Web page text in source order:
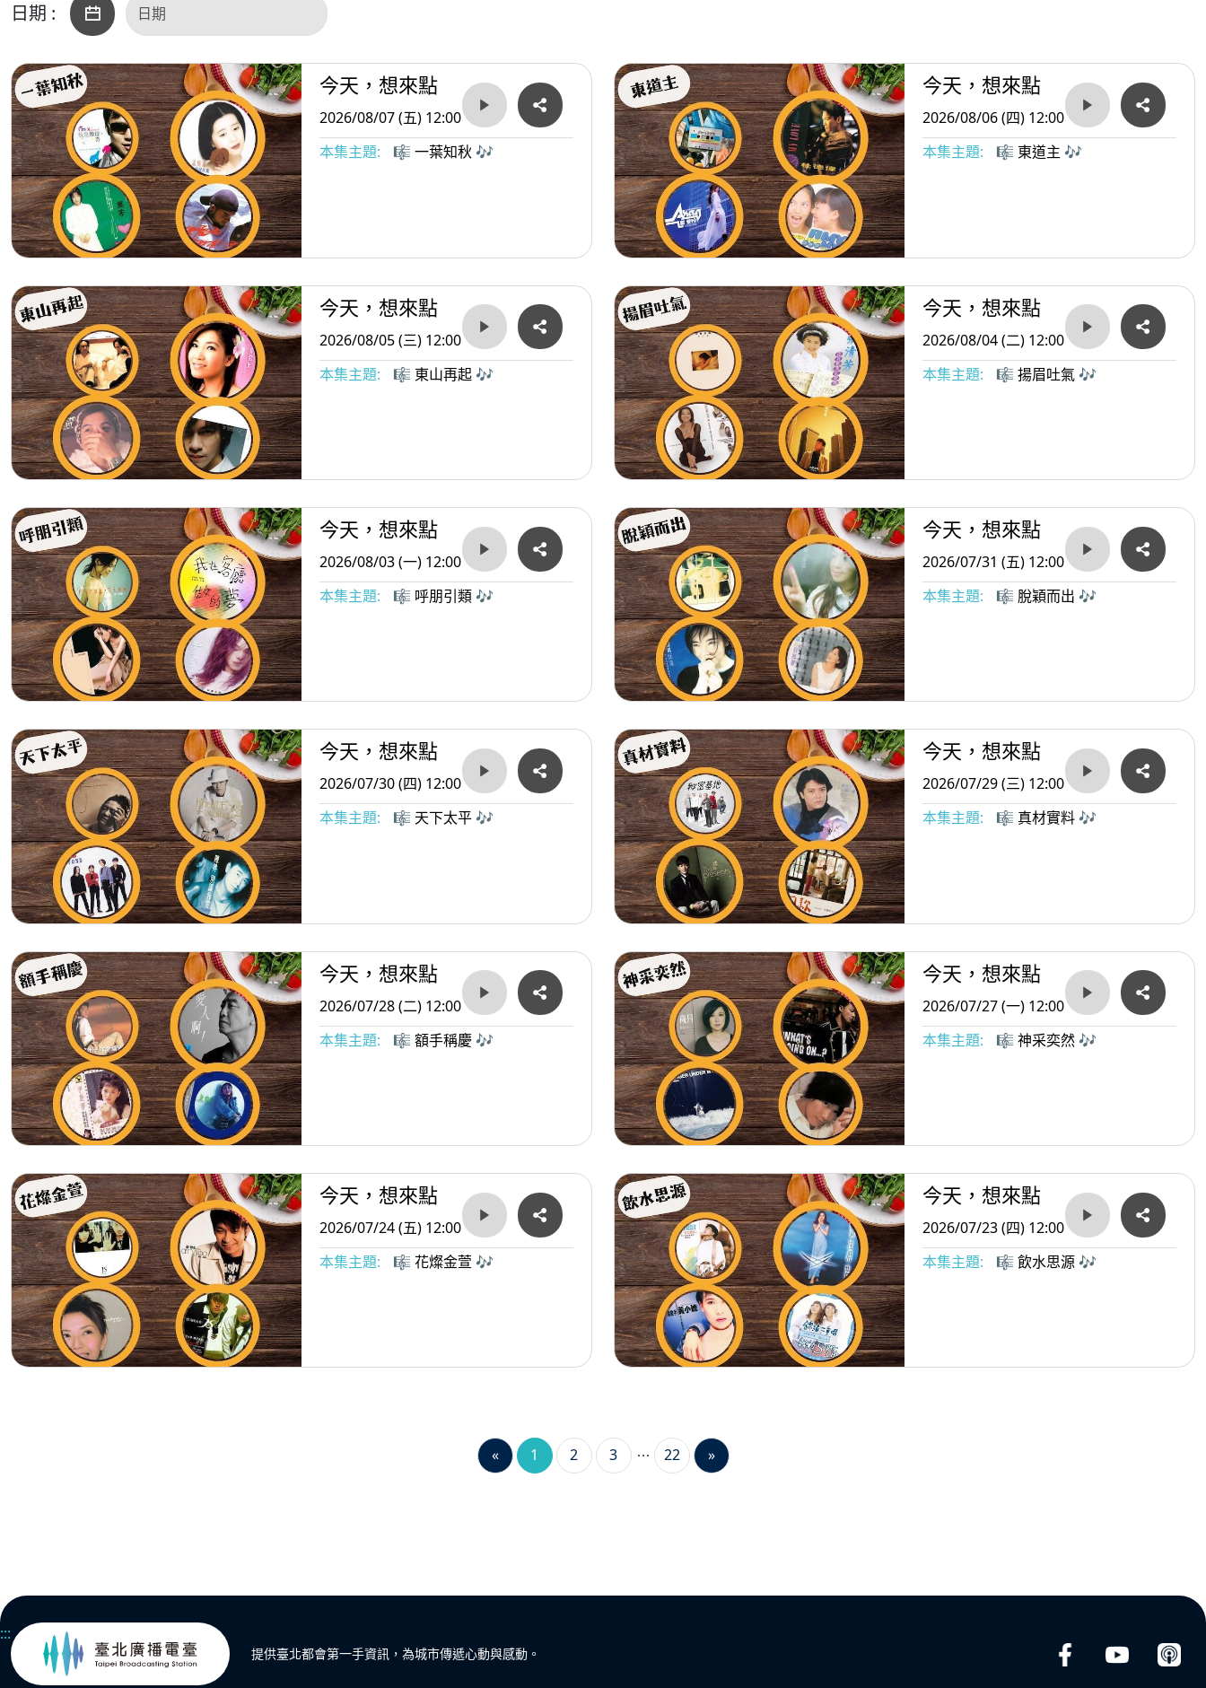
日期 :
今天，想來點
2026/08/07 (五) 12:00
本集主題:
🎼 一葉知秋 🎶
今天，想來點
2026/08/06 (四) 12:00
本集主題:
🎼 東道主 🎶
今天，想來點
2026/08/05 (三) 12:00
本集主題:
🎼 東山再起 🎶
今天，想來點
2026/08/04 (二) 12:00
本集主題:
🎼 揚眉吐氣 🎶
今天，想來點
2026/08/03 (一) 12:00
本集主題:
🎼 呼朋引類 🎶
今天，想來點
2026/07/31 (五) 12:00
本集主題:
🎼 脫穎而出 🎶
今天，想來點
2026/07/30 (四) 12:00
本集主題:
🎼 天下太平 🎶
今天，想來點
2026/07/29 (三) 12:00
本集主題:
🎼 真材實料 🎶
今天，想來點
2026/07/28 (二) 12:00
本集主題:
🎼 額手稱慶 🎶
今天，想來點
2026/07/27 (一) 12:00
本集主題:
🎼 神采奕然 🎶
今天，想來點
2026/07/24 (五) 12:00
本集主題:
🎼 花燦金萱 🎶
今天，想來點
2026/07/23 (四) 12:00
本集主題:
🎼 飲水思源 🎶
« 1 2 3 22 »
:::
提供臺北都會第一手資訊，為城市傳遞心動與感動。